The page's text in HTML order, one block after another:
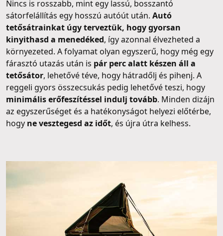
Nincs is rosszabb, mint egy lassú, bosszantó
sátorfelállítás egy hosszú autóút után. Autó
tetősátrainkat úgy terveztük, hogy gyorsan
kinyithasd a menedéked, így azonnal élvezheted a
környezeted. A folyamat olyan egyszerű, hogy még egy
fárasztó utazás után is pár perc alatt készen áll a
tetősátor, lehetővé téve, hogy hátradőlj és pihenj. A
reggeli gyors összecsukás pedig lehetővé teszi, hogy
minimális erőfeszítéssel indulj tovább. Minden dizájn
az egyszerűséget és a hatékonyságot helyezi előtérbe,
hogy ne vesztegesd az időt, és újra útra kelhess.